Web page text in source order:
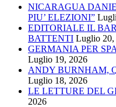
NICARAGUA
PIU’ ELEZIONI”
EDITORIALE IL
BATTENTI Luglio 20,
GERMANIA PER
Luglio 19, 2026
ANDY BURNHAM,
Luglio 18, 2026
LE LETTURE DEL
2026